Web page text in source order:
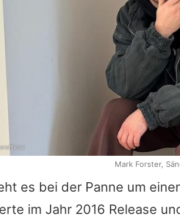
es bei der Panne um
im Jahr 2016 Release
Mark Forster,